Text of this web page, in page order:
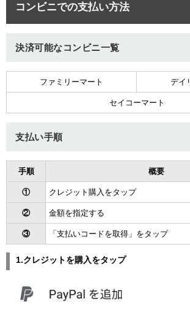
コンビニでの支払い方法
決済可能なコンビニ一覧
ファミリーマート デイ
セイコーマート
支払い手順
手順 概要
① クレジット購入をタップ
② 金額を指定する
③ 「支払いコードを取得」をタップ
1.クレジットを購入をタップ